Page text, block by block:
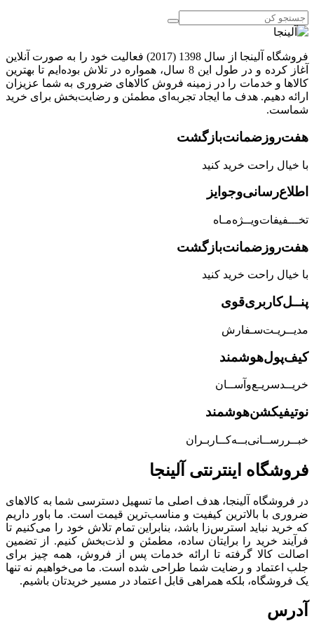
فروشگاه آلینجا از سال 1398 (2017) فعالیت خود را به صورت آنلاین
آغاز کرده و در طول این 8 سال، همواره در تلاش بوده‌ایم تا بهترین
کالاها و خدمات را در زمینه فروش کالاهای ضروری به شما عزیزان
ارائه دهیم. هدف ما ایجاد تجربه‌ای مطمئن و رضایت‌بخش برای خرید
شماست.
هفت‌روز‌ضمانت‌بازگشت
با خیال راحت خرید کنید
اطلاع‌رسانی‌و‌جوایز
تخـــفیفات‌ویــژه‌مـاه
هفت‌روز‌ضمانت‌بازگشت
با خیال راحت خرید کنید
پنــل‌کاربری‌قوی
مدیــریـت‌سـفارش
کیف‌پول‌هوشمند
خریــد‌سریـع‌و‌آســان
نوتیفیکشن‌هوشمند
خبــررســانی‌بــه‌کــاربـران
فروشگاه‌ اینترنتی‌ آلینجا
در فروشگاه آلینجا، هدف اصلی ما تسهیل دسترسی شما به کالاهای
ضروری با بالاترین کیفیت و مناسب‌ترین قیمت است. ما باور داریم
که خرید نباید استرس‌زا باشد، بنابراین تمام تلاش خود را می‌کنیم تا
فرآیند خرید را برایتان ساده، مطمئن و لذت‌بخش کنیم. از تضمین
اصالت کالا گرفته تا ارائه خدمات پس از فروش، همه چیز برای
جلب اعتماد و رضایت شما طراحی شده است. ما می‌خواهیم نه تنها
یک فروشگاه، بلکه همراهی قابل اعتماد در مسیر خریدتان باشیم.
آدرس